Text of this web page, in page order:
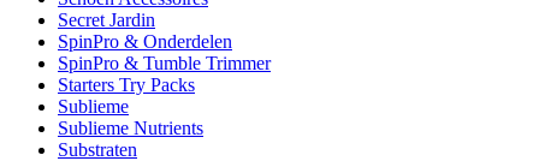
Secret Jardin
SpinPro & Onderdelen
SpinPro & Tumble Trimmer
Starters Try Packs
Sublieme
Sublieme Nutrients
Substraten